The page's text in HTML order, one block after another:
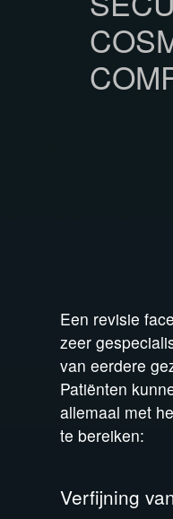
Een revisie
zeer
van eerdere
Patiënten
allemaal met
te bereiken:
Verfijning